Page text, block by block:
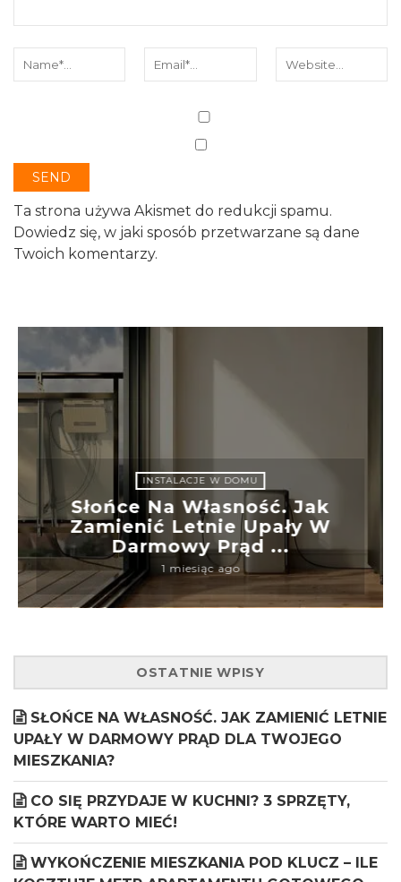
Ta strona używa Akismet do redukcji spamu.
Dowiedz się, w jaki sposób przetwarzane są dane
Twoich komentarzy.
INSTALACJE W DOMU
Słońce Na Własność. Jak
Zamienić Letnie Upały W
Darmowy Prąd ...
1 miesiąc ago
OSTATNIE WPISY
SŁOŃCE NA WŁASNOŚĆ. JAK ZAMIENIĆ LETNIE
UPAŁY W DARMOWY PRĄD DLA TWOJEGO
MIESZKANIA?
CO SIĘ PRZYDAJE W KUCHNI? 3 SPRZĘTY,
KTÓRE WARTO MIEĆ!
WYKOŃCZENIE MIESZKANIA POD KLUCZ – ILE